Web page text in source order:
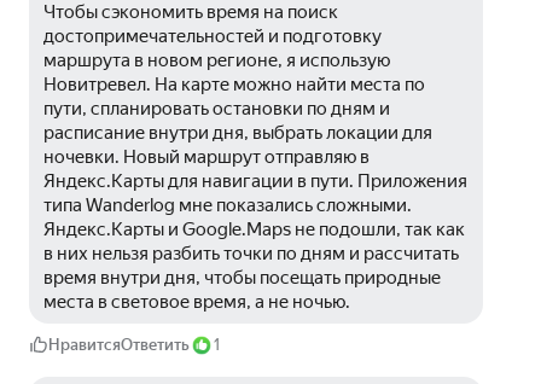
Чтобы сэкономить время на поиск
достопримечательностей и подготовку
маршрута в новом регионе, я использую
Новитревел. На карте можно найти места по
пути, спланировать остановки по дням и
расписание внутри дня, выбрать локации для
ночевки. Новый маршрут отправляю в
Яндекс.Карты для навигации в пути. Приложения
типа Wanderlog мне показались сложными.
Яндекс.Карты и Google.Maps не подошли, так как
в них нельзя разбить точки по дням и рассчитать
время внутри дня, чтобы посещать природные
места в световое время, а не ночью.
НравитсяОтветить 1